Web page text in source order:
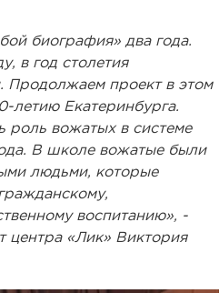
биография» два года.
в год столетия
Продолжаем проект в этом
летию Екатеринбурга.
роль вожатых в системе
В школе вожатые были
людьми, которые
воспитанию», -
центра «Лик» Виктория